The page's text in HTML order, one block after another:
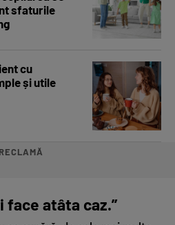
sfaturile
cu
și utile
RECLAMĂ
face atâta caz.”